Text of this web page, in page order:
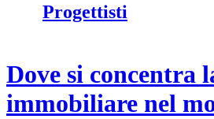
Progettisti
Dove si concentra
immobiliare nel